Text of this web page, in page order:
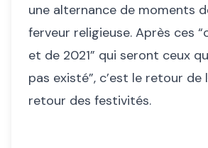
une alternance de moments
ferveur religieuse. Après ces
et de 2021” qui seront ceux
pas existé”, c’est le retour de
retour des festivités.